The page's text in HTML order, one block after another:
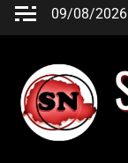
09/08/2026